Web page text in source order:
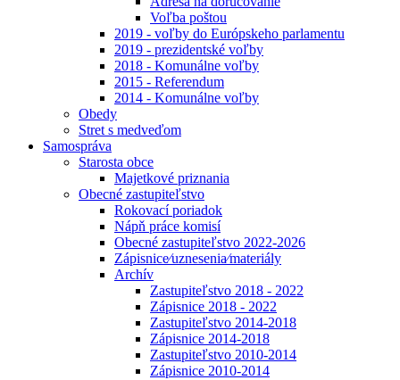
Voľba poštou
2019 - voľby do Európskeho parlamentu
2019 - prezidentské voľby
2018 - Komunálne voľby
2015 - Referendum
2014 - Komunálne voľby
Obedy
Stret s medveďom
Samospráva
Starosta obce
Majetkové priznania
Obecné zastupiteľstvo
Rokovací poriadok
Nápň práce komisí
Obecné zastupiteľstvo 2022-2026
Zápisnice⁄uznesenia⁄materiály
Archív
Zastupiteľstvo 2018 - 2022
Zápisnice 2018 - 2022
Zastupiteľstvo 2014-2018
Zápisnice 2014-2018
Zastupiteľstvo 2010-2014
Zápisnice 2010-2014